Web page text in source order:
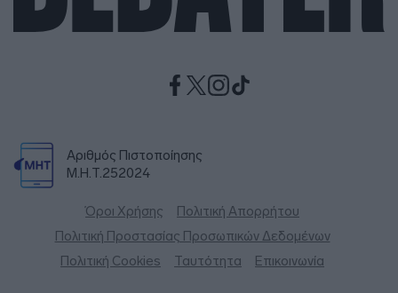
Αριθμός Πιστοποίησης
Μ.Η.Τ.252024
Όροι Χρήσης
Πολιτική Απορρήτου
Πολιτική Προστασίας Προσωπικών Δεδομένων
Πολιτική Cookies
Ταυτότητα Επικοινωνία